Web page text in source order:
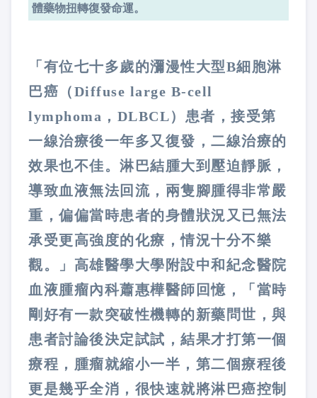
體藥物扭轉復發命運。
「有位七十多歲的瀰漫性大型B細胞淋
巴癌（Diffuse large B-cell
lymphoma，DLBCL）患者，接受第
一線治療後一年多又復發，二線治療的
效果也不佳。淋巴結腫大到壓迫靜脈，
導致血液無法回流，兩隻腳腫得非常嚴
重，偏偏當時患者的身體狀況又已無法
承受更高強度的化療，情況十分不樂
觀。」高雄醫學大學附設中和紀念醫院
血液腫瘤內科蕭惠樺醫師回憶，「當時
剛好有一款突破性機轉的新藥問世，與
患者討論後決定試試，結果才打第一個
療程，腫瘤就縮小一半，第二個療程後
更是幾乎全消，很快速就將淋巴癌控制